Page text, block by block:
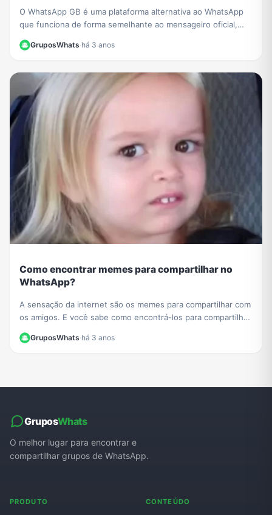
O WhatsApp GB é uma plataforma alternativa ao WhatsApp
que funciona de forma semelhante ao mensageiro oficial,
GruposWhats·há 3 anos
Como encontrar memes para compartilhar no
WhatsApp?
A sensação da internet são os memes para compartilhar com
os amigos. E você sabe como encontrá-los para compartilhar
GruposWhats·há 3 anos
GruposWhats
O melhor lugar para encontrar e
compartilhar grupos de WhatsApp.
PRODUTO CONTEÚDO